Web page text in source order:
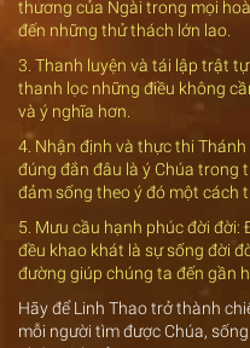
thương của Ngài trong mọi
đến những thử thách lớn lao.
3. Thanh luyện và tái lập trật
thanh lọc những điều không
và ý nghĩa hơn.
4. Nhận định và thực thi
đúng đắn đâu là ý Chúa trong
đảm sống theo ý đó một cách
5. Mưu cầu hạnh phúc đời đời:
đều khao khát là sự sống đời
đường giúp chúng ta đến gần
Hãy để Linh Thao trở thành
mỗi người tìm được Chúa,